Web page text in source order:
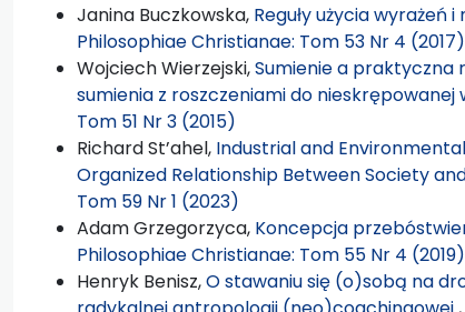
Janina Buczkowska, Reguły użycia
Philosophiae Christianae: Tom 53 Nr 4 (2017)
Wojciech Wierzejski,Sumienie a praktyczna
sumienia z roszczeniami do nieskrępowanej
Tom 51 Nr 3 (2015)
Richard St’ahel, Industrial and
Organized Relationship Between Society
Tom 59 Nr 1 (2023)
Adam Grzegorzyca, Koncepcja
Philosophiae Christianae: Tom 55 Nr 4 (2019)
Henryk Benisz,O stawaniu się (o)sobą na